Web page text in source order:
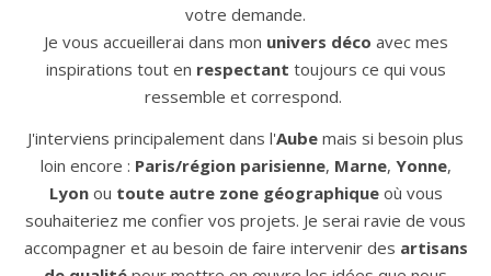
votre demande.
Je vous accueillerai dans mon univers déco avec mes
inspirations tout en respectant toujours ce qui vous
ressemble et correspond.
J'interviens principalement dans l'Aube mais si besoin plus
loin encore : Paris/région parisienne, Marne, Yonne,
Lyonou toute autre zone géographiqueoù vous
souhaiteriez me confier vos projets. Je serai ravie de vous
accompagner et au besoin de faire intervenir des artisans